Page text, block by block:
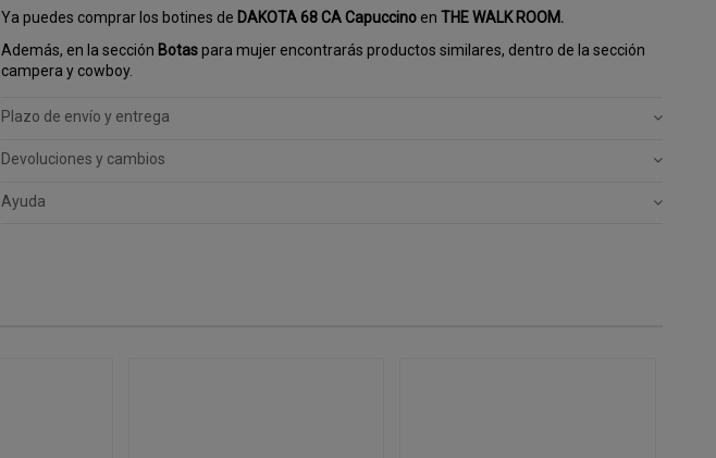
Ya puedes comprar los botines de DAKOTA 68 CA Capuccinoen THE WALK ROOM.
Además, en la sección Botaspara mujer encontrarás productos similares, dentro de la sección
campera y cowboy.
Plazo de envío y entrega
Devoluciones y cambios
Ayuda